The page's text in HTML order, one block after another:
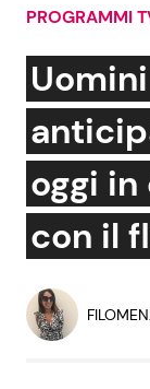
Cerca:
News e
Attualità
Dal Mondo
Economia
Persone
PROGRAMMI
oggi
con il